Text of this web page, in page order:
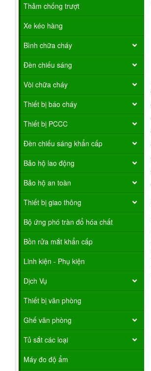
Thảm chống trượt
Xe kéo hàng
Bình chữa cháy
Đèn chiếu sáng
Vòi chữa cháy
Thiết bị báo cháy
Thiết bị PCCC
Đèn chiếu sáng khẩn cấp
Bảo hộ lao động
Bảo hộ an toàn
Thiết bị giao thông
Bộ ứng phó tràn đổ hóa chất
Bồn rửa mắt khẩn cấp
Linh kiện - Phụ kiện
Dịch Vụ
Thiết bị văn phòng
Ghế văn phòng
Tủ sắt các loại
Máy đo độ ẩm